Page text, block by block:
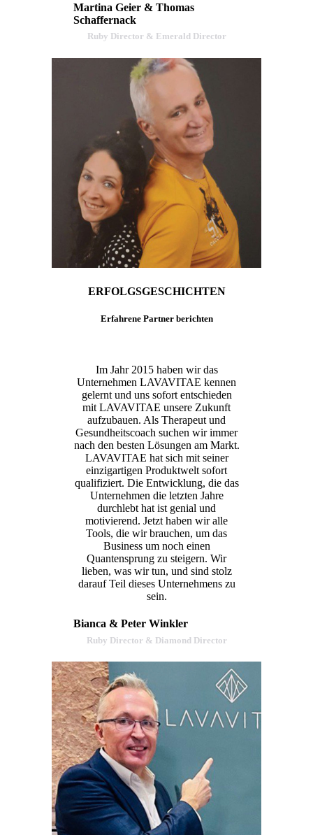
Martina Geier & Thomas
Schaffernack
Ruby Director & Emerald Director
ERFOLGSGESCHICHTEN
Erfahrene Partner berichten
Im Jahr 2015 haben wir das
Unternehmen LAVAVITAE kennen
gelernt und uns sofort entschieden
mit LAVAVITAE unsere Zukunft
aufzubauen. Als Therapeut und
Gesundheitscoach suchen wir immer
nach den besten Lösungen am Markt.
LAVAVITAE hat sich mit seiner
einzigartigen Produktwelt sofort
qualifiziert. Die Entwicklung, die das
Unternehmen die letzten Jahre
durchlebt hat ist genial und
motivierend. Jetzt haben wir alle
Tools, die wir brauchen, um das
Business um noch einen
Quantensprung zu steigern. Wir
lieben, was wir tun, und sind stolz
darauf Teil dieses Unternehmens zu
sein.
Bianca & Peter Winkler
Ruby Director & Diamond Director